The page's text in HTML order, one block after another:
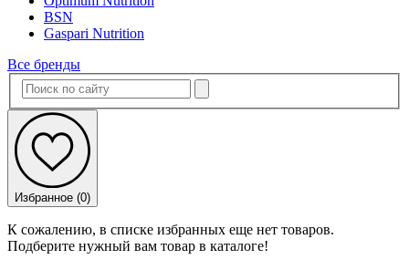
BSN
Gaspari Nutrition
Все бренды
Избранное (0)
К сожалению, в списке избранных еще нет товаров.
Подберите нужный вам товар в каталоге!